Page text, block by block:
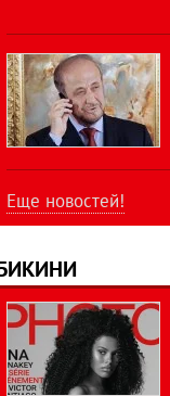
Еще новостей!